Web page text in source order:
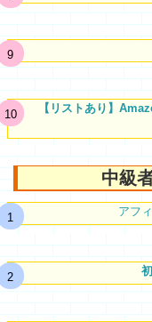
【リストあり】
中級
アフ